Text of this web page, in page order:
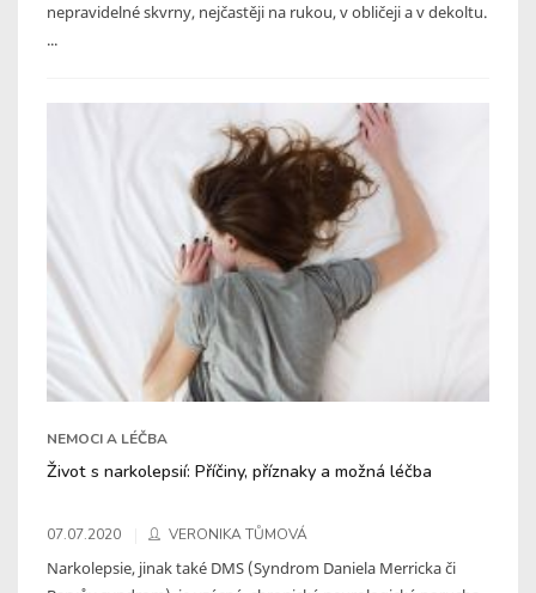
nepravidelné skvrny, nejčastěji na rukou, v obličeji a v dekoltu.
...
NEMOCI A LÉČBA
Život s narkolepsií: Příčiny, příznaky a možná léčba
07.07.2020 VERONIKA TŮMOVÁ
Narkolepsie, jinak také DMS (Syndrom Daniela Merricka či